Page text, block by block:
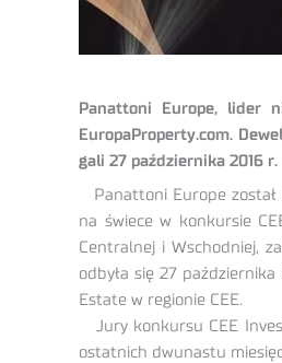
Panattoni Europe, lider
EuropaProperty.com.
gali 27 października 2016
Panattoni Europe
na świece w konkursie
Centralnej i Wschodniej,
odbyła się 27
Estate w regionie CEE.
Jury konkursu CEE
ostatnich dwunastu